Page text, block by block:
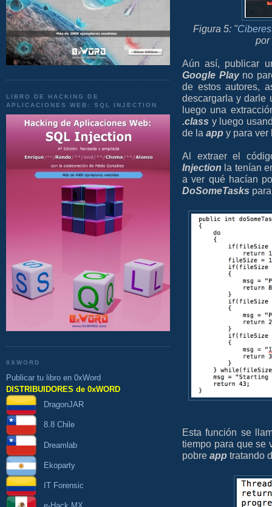
LIBRO DE HACKING DE
APLICACIONES WEB: SQL INJECTION
0XWORD
Publicar tu libro en 0xWord
DISTRIBUIDORES de 0xWORD
DragonJAR
8.8 Chile
Dreamlab
Ekoparty
IT Forensic
Figura 5: "
por
Aún así, publicar
Google Playno
de estos autores,
descargarla y darle
luego una
.class y luego
de la app y para ver
Al extraer el
Injection la tenían
a ver qué hacían
DoSomeTasks
Esta función se
tiempo para que se
pobre app tratando